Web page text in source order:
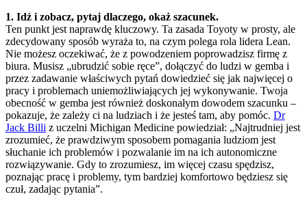
1. Idź i zobacz, pytaj dlaczego, okaż szacunek.
Ten punkt jest naprawdę kluczowy. Ta zasada Toyoty w prosty, ale
zdecydowany sposób wyraża to, na czym polega rola lidera Lean.
Nie możesz oczekiwać, że z powodzeniem poprowadzisz firmę z
biura. Musisz „ubrudzić sobie ręce”, dołączyć do ludzi w gemba i
przez zadawanie właściwych pytań dowiedzieć się jak najwięcej o
pracy i problemach uniemożliwiających jej wykonywanie. Twoja
obecność w gemba jest również doskonałym dowodem szacunku –
pokazuje, że zależy ci na ludziach i że jesteś tam, aby pomóc. Dr
Jack Billi z uczelni Michigan Medicine powiedział: „Najtrudniej jest
zrozumieć, że prawdziwym sposobem pomagania ludziom jest
słuchanie ich problemów i pozwalanie im na ich autonomiczne
rozwiązywanie. Gdy to zrozumiesz, im więcej czasu spędzisz,
poznając pracę i problemy, tym bardziej komfortowo będziesz się
czuł, zadając pytania”.